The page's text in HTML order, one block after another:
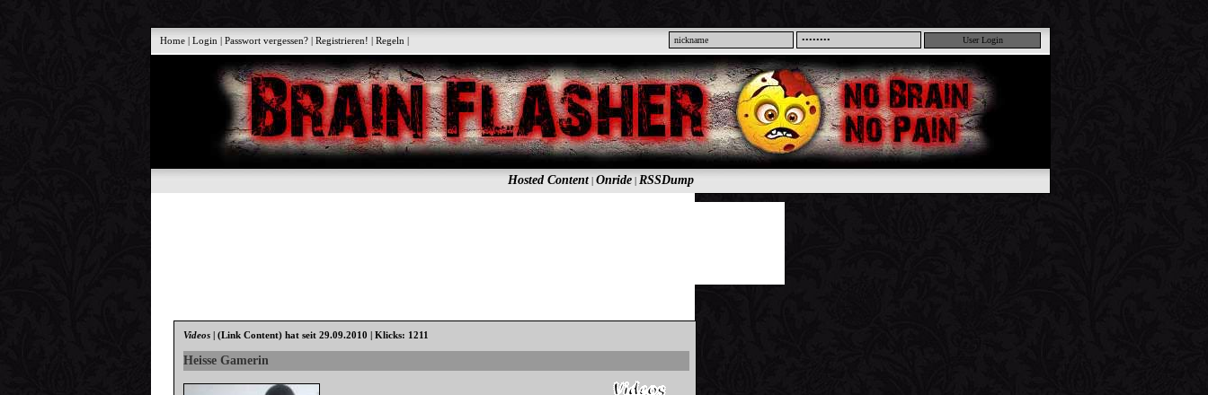
Home |Login |Passwort vergessen? |Registrieren! |Regeln |
Hosted Content| Onride| RSSDump
Videos |(Link Content) hat seit 29.09.2010 | Klicks: 1211
Heisse Gamerin